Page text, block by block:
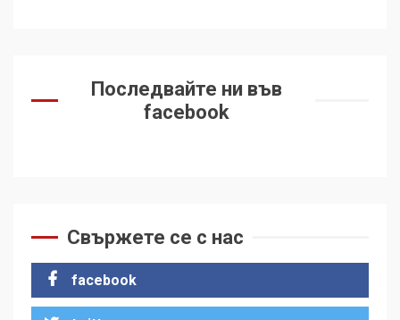
Последвайте ни във
facebook
Свържете се с нас
facebook